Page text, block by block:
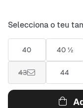
Selecciona o teu
40 40 ½
43 44